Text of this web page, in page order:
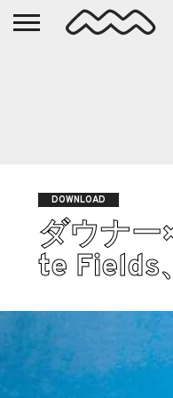
DOWNLOAD
ダウナー
te Fields